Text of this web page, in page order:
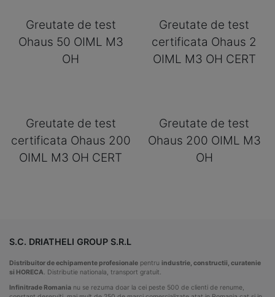
Greutate de test
Ohaus 50 OIML M3
OH
Greutate de test
certificata Ohaus 2
OIML M3 OH CERT
Greutate de test
certificata Ohaus 200
OIML M3 OH CERT
Greutate de test
Ohaus 200 OIML M3
OH
S.C. DRIATHELI GROUP S.R.L
Distribuitor de echipamente profesionale pentru industrie, constructii, curatenie
si HORECA . Distributie nationala, transport gratuit.
Infinitrade Romania nu se rezuma doar la cei peste 500 de clienti de renume,